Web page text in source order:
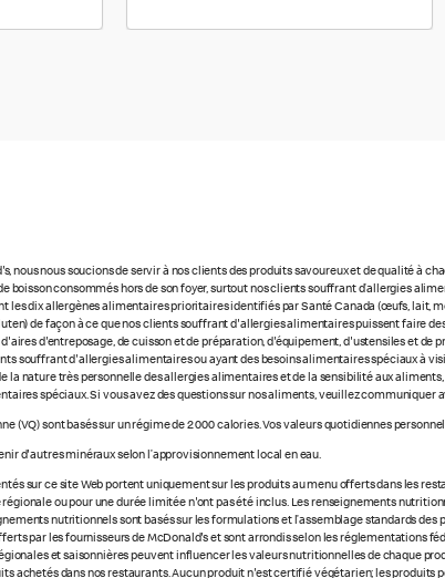
nous nous soucions de servir à nos clients des produits savoureux et de qualité à
boisson consommés hors de son foyer, surtout nos clients souffrant d’allergies
les dix allergènes alimentaires prioritaires identifiés par Santé Canada (œufs, lait,
de façon à ce que nos clients souffrant d'allergies alimentaires puissent faire
d'entreposage, de cuisson et de préparation, d'équipement, d'ustensiles et
souffrant d'allergies alimentaires ou ayant des besoins alimentaires spéciaux à
la nature très personnelle des allergies alimentaires et de la sensibilité aux
spéciaux. Si vous avez des questions sur nos aliments, veuillez communiquer
(VQ) sont basés sur un régime de 2 000 calories. Vos valeurs quotidiennes
d'autres minéraux selon l’approvisionnement local en eau.
sur ce site Web portent uniquement sur les produits au menu offerts dans les
ou pour une durée limitée n'ont pas été inclus. Les renseignements
nutritionnels sont basés sur les formulations et l’assemblage standards
par les fournisseurs de McDonald's et sont arrondis selon les réglementations
et saisonnières peuvent influencer les valeurs nutritionnelles de chaque
achetés dans nos restaurants. Aucun produit n'est certifié végétarien; les